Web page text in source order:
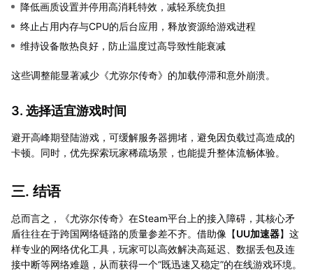
降低画质设置并停用高消耗特效，减轻系统负担
终止占用内存与CPU的后台应用，释放资源给游戏进程
维持设备散热良好，防止温度过高导致性能衰减
这些调整能显著减少《尤弥尔传奇》的加载停滞和意外崩溃。
3. 选择适宜游戏时间
避开高峰期登陆游戏，可缓解服务器拥堵，避免因负载过高造成的
卡顿。同时，优先探索玩家稀疏场景，也能提升整体流畅体验。
三. 结语
总而言之，《尤弥尔传奇》在Steam平台上的接入障碍，其核心矛
盾往往在于跨国网络链路的质量参差不齐。借助像【UU加速器】这
样专业的网络优化工具，玩家可以高效解决高延迟、数据丢包及连
接中断等网络难题，从而获得一个“既迅速又稳定”的在线游戏环境。